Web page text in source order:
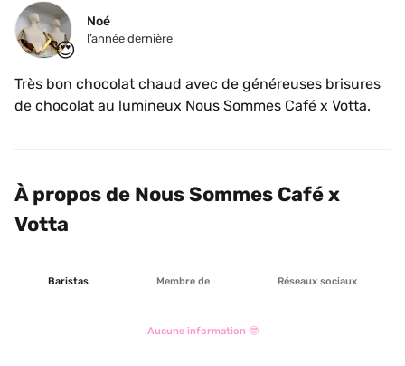
😍
Noé
l’année dernière
Très bon chocolat chaud avec de généreuses brisures
de chocolat au lumineux Nous Sommes Café x Votta.
À propos de Nous Sommes Café x
Votta
Baristas Membre de Réseaux sociaux
Aucune information 🤓